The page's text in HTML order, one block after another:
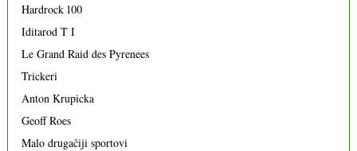
Hardrock 100
Iditarod T I
Le Grand Raid des Pyrenees
Trickeri
Anton Krupicka
Geoff Roes
Malo drugačiji sportovi